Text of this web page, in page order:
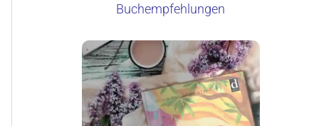
Buchempfehlungen